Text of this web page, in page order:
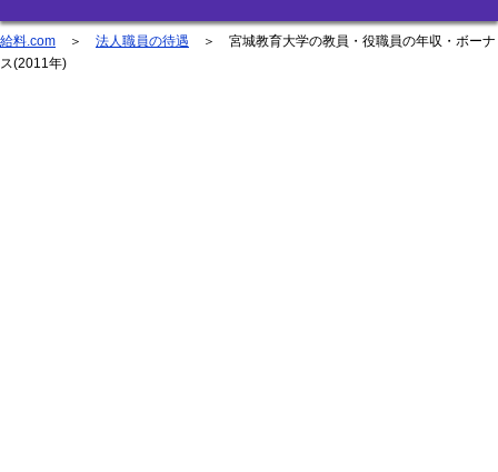
地方公務員編
給料.com ＞ 法人職員の待遇 ＞ 宮城教育大学の教員・役職員の年収・ボーナ
ス(2011年)